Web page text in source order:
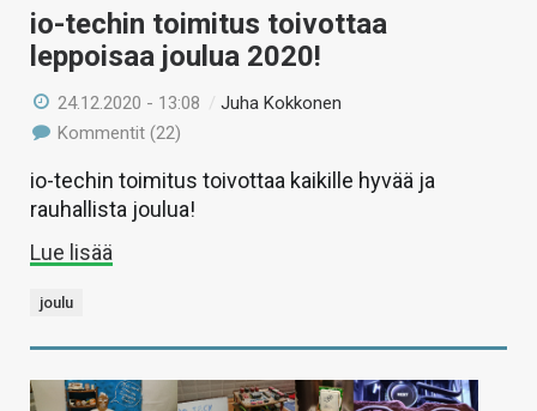
io-techin toimitus toivottaa
leppoisaa joulua 2020!
24.12.2020 - 13:08 /Juha Kokkonen
Kommentit (22)
io-techin toimitus toivottaa kaikille hyvää ja
rauhallista joulua!
Lue lisää
joulu